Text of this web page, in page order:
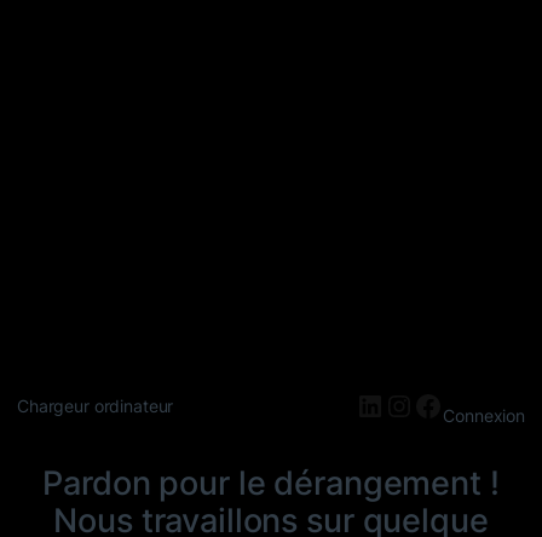
Chargeur ordinateur LinkedIn
Instagram
Connexion
Pardon pour le dérangement !
Nous travaillons sur quelque